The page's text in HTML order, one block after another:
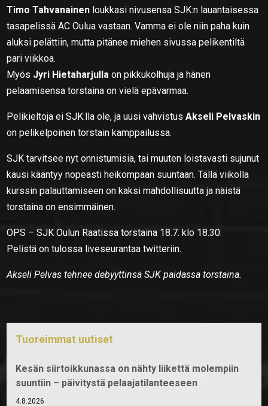
Timo Tahvanainen loukkasi nivusensa SJK:n lauantaisessa
tasapelissä AC Oulua vastaan. Vamma ei ole niin paha kuin
aluksi pelättiin, mutta pitänee miehen sivussa pelikentiltä
pari viikkoa.
Myös Jyri Hietaharjulla on pikkukolhuja ja hänen
pelaamisensa torstaina on vielä epävarmaa.
Pelikieltoja ei SJK:lla ole, ja uusi vahvistus Akseli Pelvaskin
on pelikelpoinen torstain kamppailussa.
SJK tarvitsee nyt onnistumisia, tai muuten loistavasti sujunut
kausi kääntyy nopeasti heikompaan suuntaan. Tällä viikolla
kurssin palauttamiseen on kaksi mahdollisuutta ja näistä
torstaina on ensimmäinen.
OPS – SJK Oulun Raatissa torstaina 18.7. klo 18.30.
Pelistä on tulossa liveseurantaa twitteriin.
Akseli Pelvas tehnee debyyttinsä SJK paidassa torstaina.
Tuoreimmat uutiset
Kesän siirtoikkunassa on nähty liikettä molempiin
suuntiin – päivitystä pelaajatilanteeseen
4.8.2026